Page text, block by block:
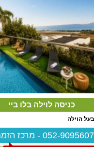
כניסה לוילה בלו ביי
הוילה
052-9095607 - מרכז הזמנות